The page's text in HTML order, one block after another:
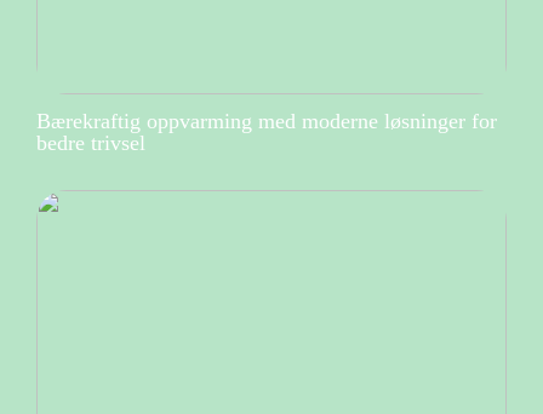
Bærekraftig oppvarming med moderne løsninger for
bedre trivsel